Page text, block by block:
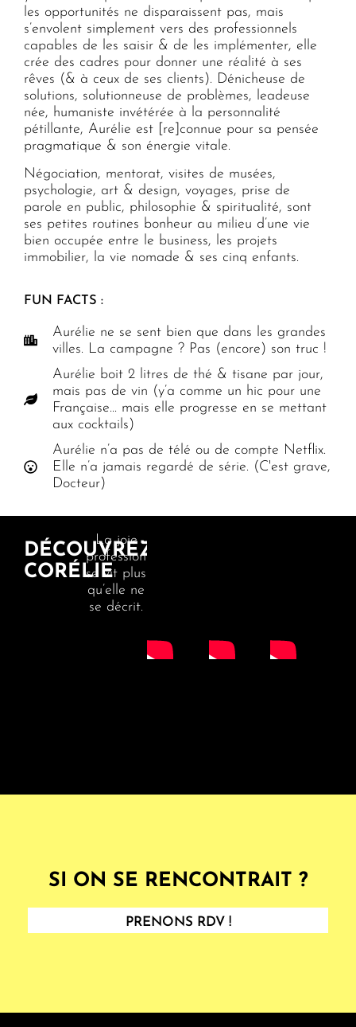
les opportunités ne disparaissent pas, mais
s’envolent simplement vers des professionnels
capables de les saisir & de les implémenter, elle
crée des cadres pour donner une réalité à ses
rêves (& à ceux de ses clients). Dénicheuse de
solutions, solutionneuse de problèmes, leadeuse
née, humaniste invétérée à la personnalité
pétillante, Aurélie est [re]connue pour sa pensée
pragmatique & son énergie vitale.
Négociation, mentorat, visites de musées,
psychologie, art & design, voyages, prise de
parole en public, philosophie & spiritualité, sont
ses petites routines bonheur au milieu d’une vie
bien occupée entre le business, les projets
immobilier, la vie nomade & ses cinq enfants.
FUN FACTS :
Aurélie ne se sent bien que dans les grandes
villes. La campagne ? Pas (encore) son truc !
Aurélie boit 2 litres de thé & tisane par jour,
mais pas de vin (y’a comme un hic pour une
Française... mais elle progresse en se mettant
aux cocktails)
Aurélie n’a pas de télé ou de compte Netflix.
Elle n’a jamais regardé de série. (C'est grave,
Docteur)
DÉCOUVREZ
CORÉLIE
La joie
professionnelle
se vit plus
qu’elle ne
se décrit.
SI ON SE RENCONTRAIT ?
PRENONS RDV !